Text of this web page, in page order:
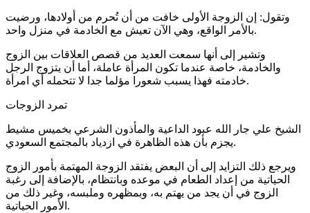
وتقول: إن الزوجة الأولى خافت من أن تُحرم من أولادها، ورضيت
بالأمر الواقع، وهي الآن تعيش مع الخادمة في منزل واحد.
وتشير إلى أنها سمعت العديد من قصص العلاقات بين الزوج
والخادمة، خاصة عندما تكون المرأة عاملة، أما أن يتزوج الرجل
خادمته فهذا يسبب شعورا مؤلما جدا لا تتحمله أي امرأة.
تمرد الزوجات
الشيخ علي جار الله عبود الداعية والمأذون الشرعي بخميس مشيط
يجزم بأن هذه الظاهرة في ازدياد بالمجتمع السعودي.
ويرجع ذلك التزايد إلى أن البعض يفتقد الزوجة المهتمة بأمور الزوج
الحياتية من إعداد الطعام في موعده وبانتظام، بالإضافة إلى رغبة
الزوج في أن يجد من يهتم به، وبمظهره وملبسه، وغير ذلك من
الأمور الحياتية.